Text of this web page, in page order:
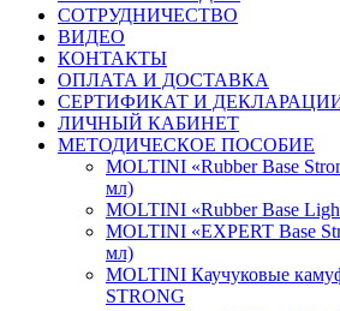
СОТРУДНИЧЕСТВО
ВИДЕО
КОНТАКТЫ
ОПЛАТА И ДОСТАВКА
СЕРТИФИКАТ И
ЛИЧНЫЙ КАБИНЕТ
МЕТОДИЧЕСКОЕ ПОСОБИЕ
MOLTINI «Rubber Base
мл)
MOLTINI «Rubber Base
MOLTINI «EXPERT Base
мл)
MOLTINI Каучуковые
STRONG